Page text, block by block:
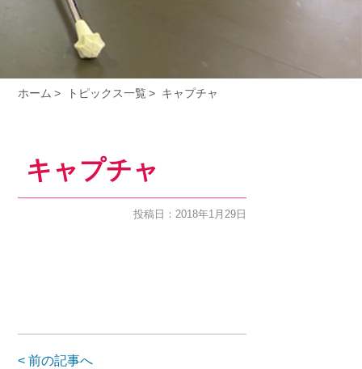
ホーム トピックス一覧 キャプチャ
キャプチャ
投稿日：2018年1月29日
< 前の記事へ